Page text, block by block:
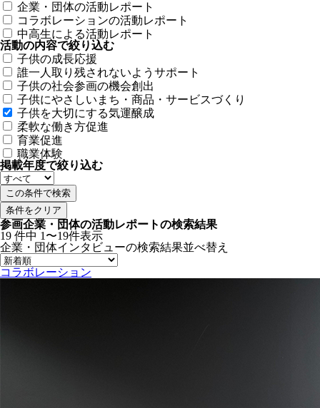
企業・団体の活動レポート
コラボレーションの活動レポート
中高生による活動レポート
活動の内容で絞り込む
子供の成長応援
誰一人取り残されないようサポート
子供の社会参画の機会創出
子供にやさしいまち・商品・サービスづくり
子供を大切にする気運醸成
柔軟な働き方促進
育業促進
職業体験
掲載年度で絞り込む
条件をクリア
参画企業・団体の活動レポートの検索結果
19 件中 1〜19件表示
企業・団体インタビューの検索結果並べ替え
コラボレーション